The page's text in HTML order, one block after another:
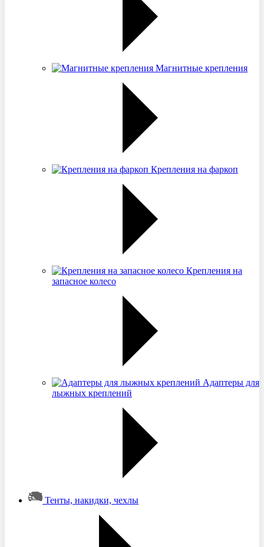
Магнитные крепления
Крепления на фаркоп
Крепления на
запасное колесо
Адаптеры для
лыжных креплений
Тенты, накидки, чехлы